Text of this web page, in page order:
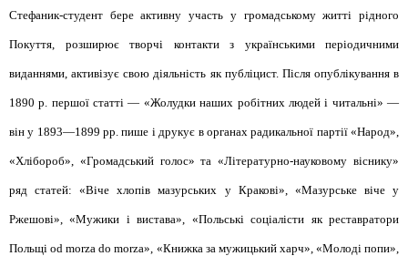
Стефаник-студент бере активну участь у громадському житті рідного
Покуття, розширює творчі контакти з українськими періодичними
виданнями, активізує свою діяльність як публіцист. Після опублікування в
1890 р. першої статті — «Жолудки наших робітних людей і читальні» —
він у 1893—1899 рр. пише і друкує в органах радикальної партії «Народ»,
«Хлібороб», «Громадський голос» та «Літературно-науковому віснику»
ряд статей: «Віче хлопів мазурських у Кракові», «Мазурське віче у
Ржешові», «Мужики і вистава», «Польські соціалісти як реставратори
Польщі od morza do morza», «Книжка за мужицький харч», «Молоді попи»,